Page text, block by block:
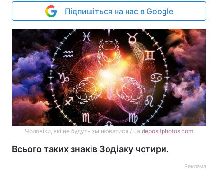
Підпишіться на нас в Google
Чоловіки, які не будуть змінюватися / ua.depositphotos.com
Всього таких знаків Зодіаку чотири.
Реклама